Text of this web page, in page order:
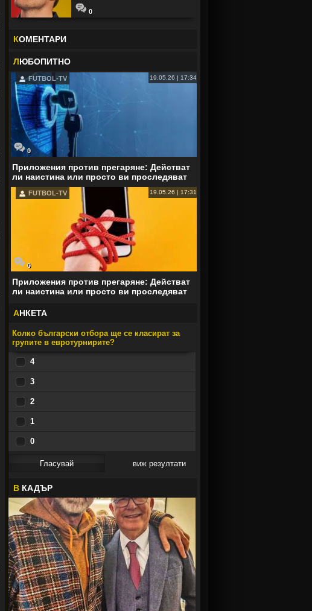
0
КОМЕНТАРИ
ЛЮБОПИТНО
FUTBOL-TV 19.05.26 | 17:34
0
Приложения против прегаряне: Действат
ли наистина или просто ви проследяват
FUTBOL-TV 19.05.26 | 17:31
0
Приложения против прегаряне: Действат
ли наистина или просто ви проследяват
АНКЕТА
Колко български отбора ще се класират за
групите в евротурнирите?
4
3
2
1
0
виж резултати
В КАДЪР